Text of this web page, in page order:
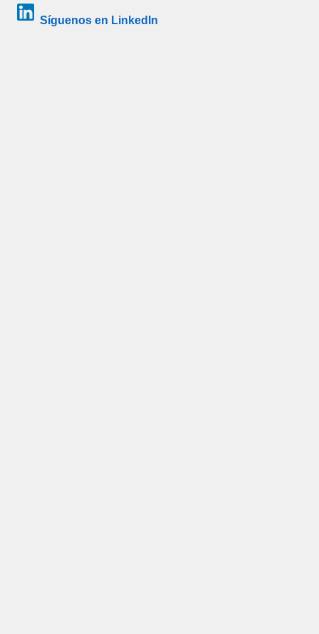
Síguenos en LinkedIn